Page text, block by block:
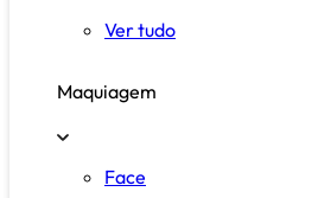
Ver tudo
Maquiagem
Face